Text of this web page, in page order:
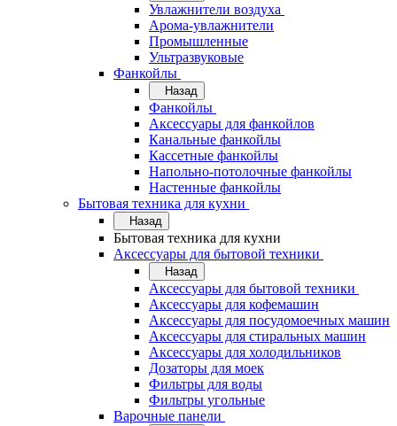
Увлажнители воздуха
Арома-увлажнители
Промышленные
Ультразвуковые
Фанкойлы
Назад
Фанкойлы
Аксессуары для фанкойлов
Канальные фанкойлы
Кассетные фанкойлы
Напольно-потолочные фанкойлы
Настенные фанкойлы
Бытовая техника для кухни
Назад
Бытовая техника для кухни
Аксессуары для бытовой техники
Назад
Аксессуары для бытовой техники
Аксессуары для кофемашин
Аксессуары для посудомоечных машин
Аксессуары для стиральных машин
Аксессуары для холодильников
Дозаторы для моек
Фильтры для воды
Фильтры угольные
Варочные панели